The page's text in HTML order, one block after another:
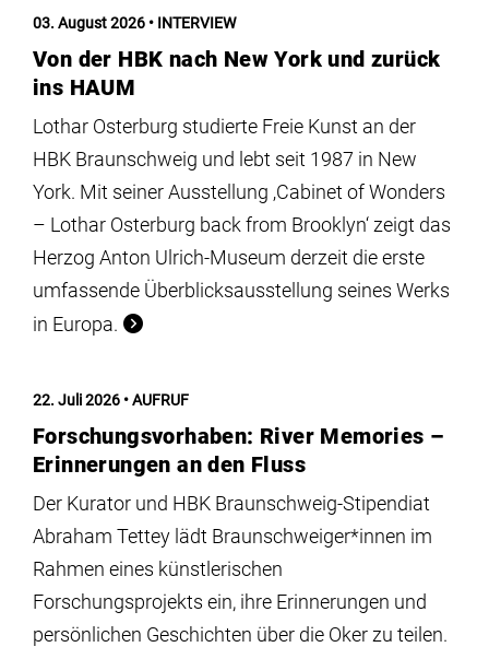
Institute
Infrastruktur
Aktuelles
meinstudium
03. August 2026 INTERVIEW
Von der HBK nach New York und zurück
ins HAUM
Lothar Osterburg studierte Freie Kunst an der
HBK Braunschweig und lebt seit 1987 in New
York. Mit seiner Ausstellung ‚Cabinet of Wonders
– Lothar Osterburg back from Brooklyn‘ zeigt das
Herzog Anton Ulrich-Museum derzeit die erste
umfassende Überblicksausstellung seines Werks
in Europa.
22. Juli 2026 AUFRUF
Forschungsvorhaben: River Memories –
Erinnerungen an den Fluss
Der Kurator und HBK Braunschweig-Stipendiat
Abraham Tettey lädt Braunschweiger*innen im
Rahmen eines künstlerischen
Forschungsprojekts ein, ihre Erinnerungen und
persönlichen Geschichten über die Oker zu teilen.